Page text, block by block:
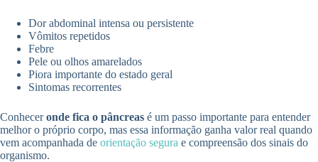
Dor abdominal intensa ou persistente
Vômitos repetidos
Febre
Pele ou olhos amarelados
Piora importante do estado geral
Sintomas recorrentes
Conheceronde fica o pâncreas é um passo importante para entender
melhor o próprio corpo, mas essa informação ganha valor real quando
vem acompanhada de orientação segura e compreensão dos sinais do
organismo.